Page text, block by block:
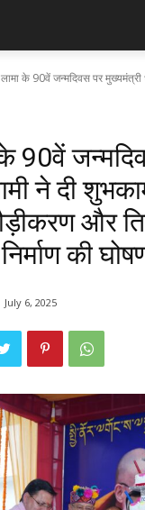
के 90वें जन्मदिवस पर मुख्यमंत्री
90वें
ने दी
और
की
July 6, 2025